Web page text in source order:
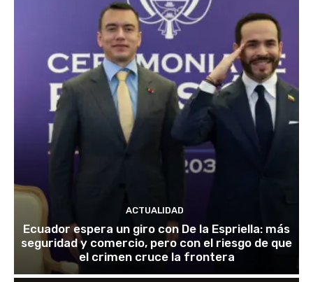
ACTUALIDAD
Ecuador espera un giro con De la Espriella: más
seguridad y comercio, pero con el riesgo de que
el crimen cruce la frontera